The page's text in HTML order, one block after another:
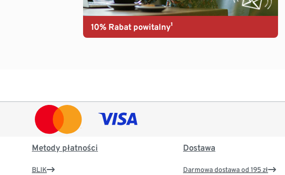
10% Rabat powitalny¹
Metody płatności
BLIK
Dostawa
Darmowa dostawa od 195 zł